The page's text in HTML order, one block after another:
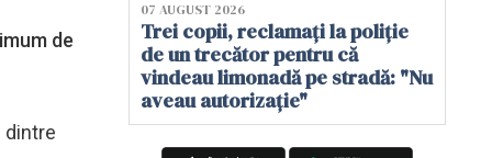
de
dintre
07 AUGUST 2026
Trei copii, reclamați la poliție
de un trecător pentru că
vindeau limonadă pe stradă: "Nu
aveau autorizație"